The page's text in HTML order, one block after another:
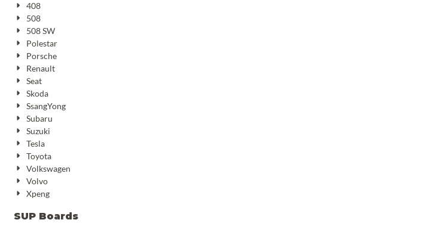
408
508
508 SW
Polestar
Porsche
Renault
Seat
Skoda
SsangYong
Subaru
Suzuki
Tesla
Toyota
Volkswagen
Volvo
Xpeng
SUP Boards